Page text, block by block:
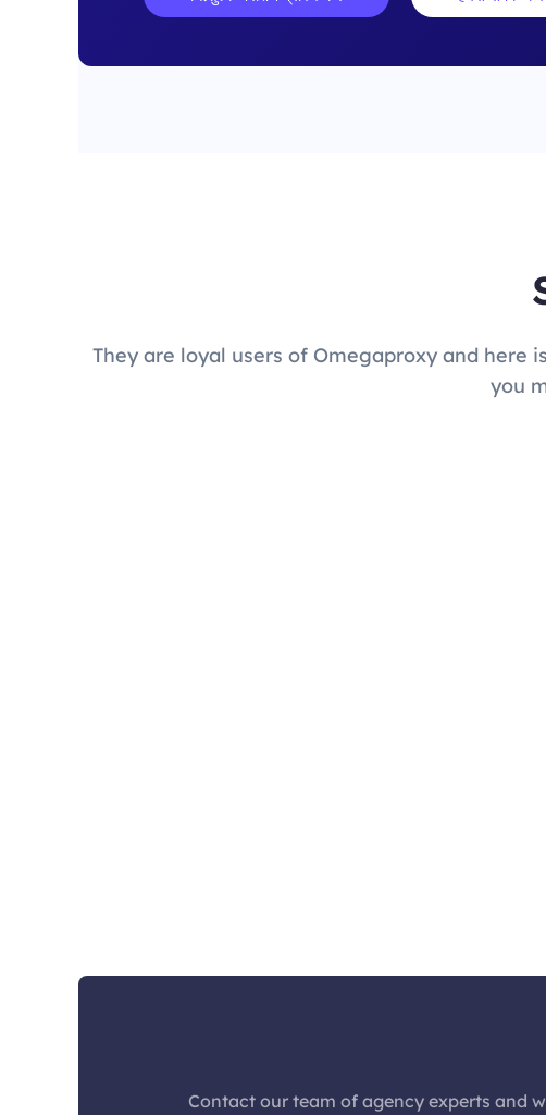
They are loyal users of Omegaproxy and here
you
Contact our team of agency experts and